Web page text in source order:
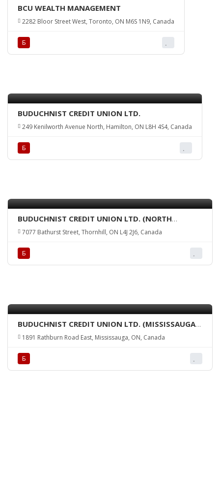
BCU WEALTH MANAGEMENT
2282 Bloor Street West, Toronto, ON M6S 1N9, Canada
Б
BUDUCHNIST CREDIT UNION LTD.
249 Kenilworth Avenue North, Hamilton, ON L8H 4S4, Canada
Б
BUDUCHNIST CREDIT UNION LTD. (NORTH
TORONTO BRANCH)
7077 Bathurst Street, Thornhill, ON L4J 2J6, Canada
Б
BUDUCHNIST CREDIT UNION LTD. (MISSISSAUGA
BRANCH)
1891 Rathburn Road East, Mississauga, ON, Canada
Б